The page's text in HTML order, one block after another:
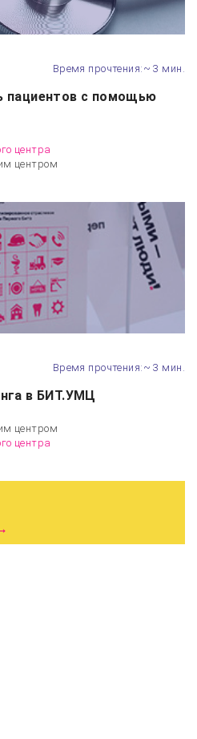
Время прочтения:~ 3 мин.
пациентов с помощью
центра
центром
Время прочтения:~ 3 мин.
в БИТ.УМЦ
центром
центра